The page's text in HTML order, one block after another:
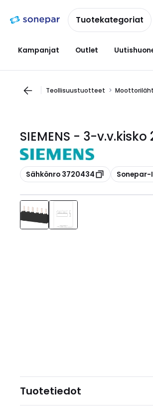
navigointiinsisältöönTuotekategoriat
Kampanjat Outlet
Teollisuustuotteet
SIEMENS - 3-
Kopioi
Sähkönro 3720434 Kopioi
Sonepar-
Tuotetiedot